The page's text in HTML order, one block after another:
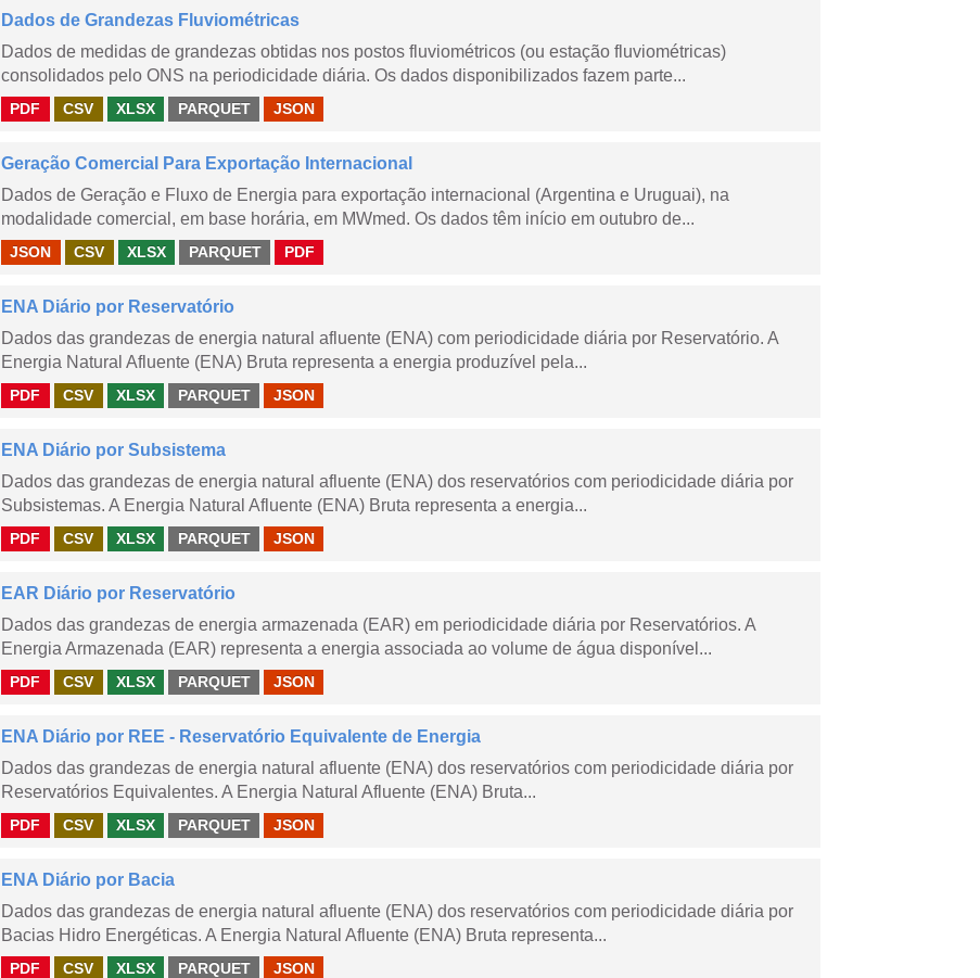
Dados de Grandezas Fluviométricas
Dados de medidas de grandezas obtidas nos postos fluviométricos (ou estação fluviométricas)
consolidados pelo ONS na periodicidade diária. Os dados disponibilizados fazem parte...
PDF CSV XLSX PARQUET JSON
Geração Comercial Para Exportação Internacional
Dados de Geração e Fluxo de Energia para exportação internacional (Argentina e Uruguai), na
modalidade comercial, em base horária, em MWmed. Os dados têm início em outubro de...
JSON CSV XLSX PARQUET PDF
ENA Diário por Reservatório
Dados das grandezas de energia natural afluente (ENA) com periodicidade diária por Reservatório. A
Energia Natural Afluente (ENA) Bruta representa a energia produzível pela...
PDF CSV XLSX PARQUET JSON
ENA Diário por Subsistema
Dados das grandezas de energia natural afluente (ENA) dos reservatórios com periodicidade diária por
Subsistemas. A Energia Natural Afluente (ENA) Bruta representa a energia...
PDF CSV XLSX PARQUET JSON
EAR Diário por Reservatório
Dados das grandezas de energia armazenada (EAR) em periodicidade diária por Reservatórios. A
Energia Armazenada (EAR) representa a energia associada ao volume de água disponível...
PDF CSV XLSX PARQUET JSON
ENA Diário por REE - Reservatório Equivalente de Energia
Dados das grandezas de energia natural afluente (ENA) dos reservatórios com periodicidade diária por
Reservatórios Equivalentes. A Energia Natural Afluente (ENA) Bruta...
PDF CSV XLSX PARQUET JSON
ENA Diário por Bacia
Dados das grandezas de energia natural afluente (ENA) dos reservatórios com periodicidade diária por
Bacias Hidro Energéticas. A Energia Natural Afluente (ENA) Bruta representa...
PDF CSV XLSX PARQUET JSON